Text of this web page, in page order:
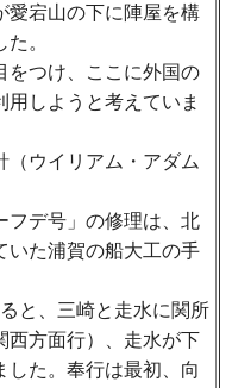
愛宕山の下に陣屋を構
。
をつけ、ここに外国の
しようと考えていま
（ウイリアム・アダム
フデ号」の修理は、北
いた浦賀の船大工の手
と、三崎と走水に関所
西方面行）、走水が下
した。奉行は最初、向